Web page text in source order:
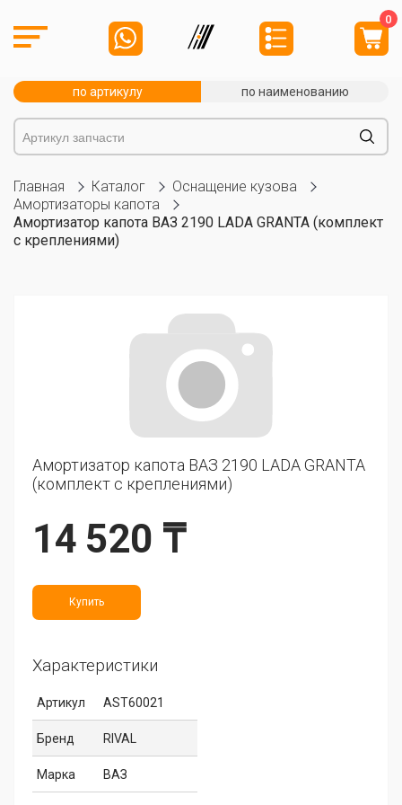
0
по артикулу по наименованию
Главная Каталог
Оснащение кузова
Амортизаторы капота
Амортизатор капота ВАЗ 2190 LADA GRANTA (комплект
с креплениями)
Амортизатор капота ВАЗ 2190 LADA GRANTA
(комплект с креплениями)
14 520 ₸
Купить
Характеристики
Артикул AST60021
Бренд RIVAL
Марка ВАЗ